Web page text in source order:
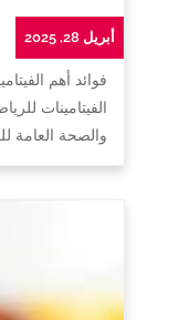
أبريل 28, 2025
فوائد أهم
الفيتامينات
والصحة العامة